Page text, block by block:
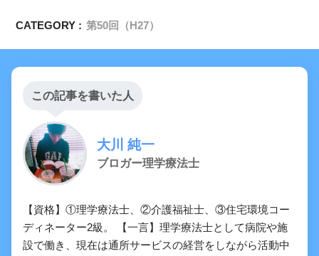
（S9）
心臓右縁下部が不明瞭になっている場
合
CATEGORY : 第50回（H27）
この記事を書いた人
大川 純一
ブロガー理学療法士
【資格】①理学療法士、②介護福祉士、③住宅環境コー
ディネーター2級。 【一言】理学療法士として病院や施
設で働き、現在は通所サービスの経営をしながら活動中